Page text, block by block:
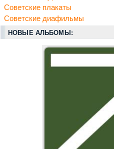
Советские плакаты
Советские диафильмы
НОВЫЕ АЛЬБОМЫ: